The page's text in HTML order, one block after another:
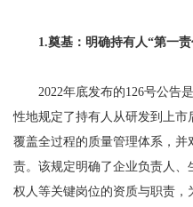
1.奠基：明确持有人“第一责
2022年底发布的126号公告是
性地规定了持有人从研发到上
覆盖全过程的质量管理体系，并
责。该规定明确了企业负责人
权人等关键岗位的资质与职责